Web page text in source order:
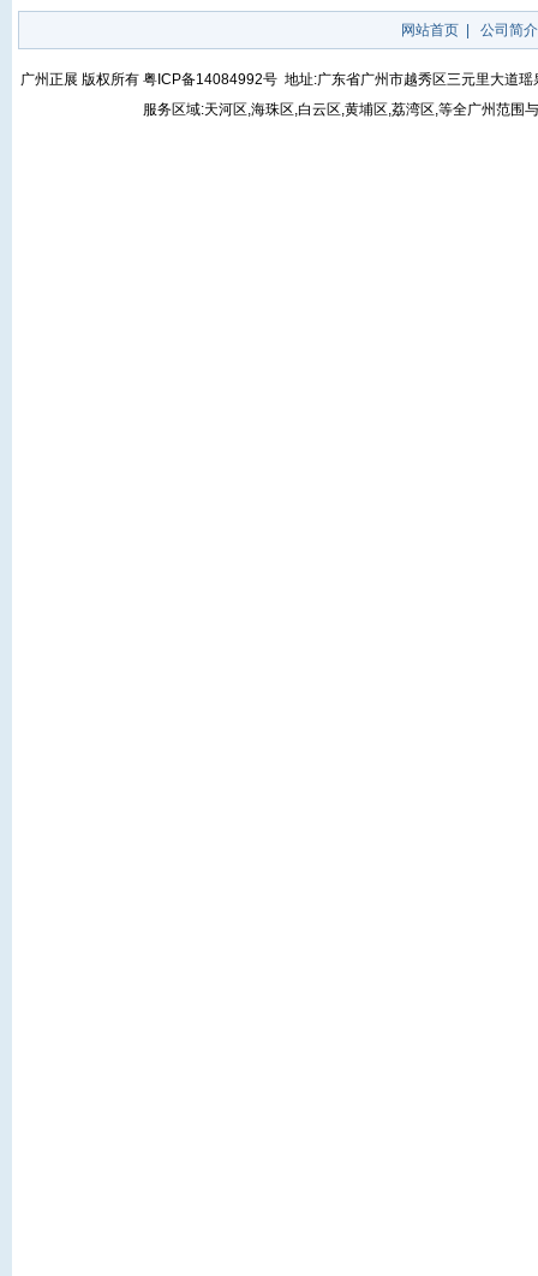
网站首页 公司简介
广州正展 版权所有 粤ICP备14084992号 地址:广东省广州市越秀区三元里大道
服务区域:天河区,海珠区,白云区,黄埔区,荔湾区,等全广州范围与